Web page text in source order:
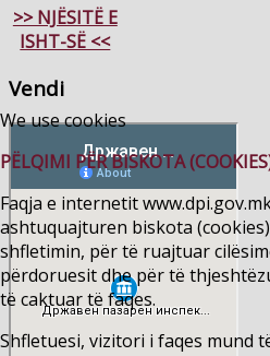
>> NJËSITË E
ISHT-SË <<
Vendi
We use cookies
PËLQIMI PËR BISKOTA
Faqja e internetit
ashtuquajturen biskota
shfletimin, për të ruajtuar
përdoruesit dhe për të
të caktuar të faqes.
Shfletuesi, vizitori i faqes mund